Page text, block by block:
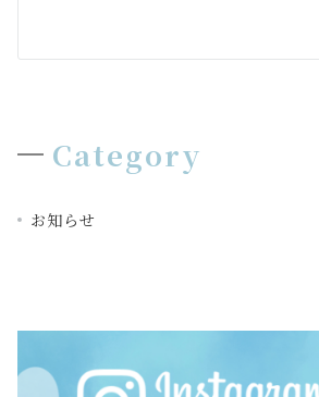
Category
お知らせ